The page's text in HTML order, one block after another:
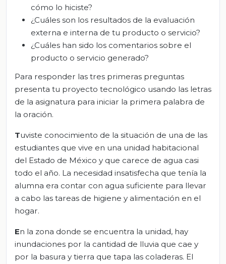
cómo lo hiciste?
¿Cuáles son los resultados de la evaluación
externa e interna de tu producto o servicio?
¿Cuáles han sido los comentarios sobre el
producto o servicio generado?
Para responder las tres primeras preguntas
presenta tu proyecto tecnológico usando las letras
de la asignatura para iniciar la primera palabra de
la oración.
Tuviste conocimiento de la situación de una de las
estudiantes que vive en una unidad habitacional
del Estado de México y que carece de agua casi
todo el año. La necesidad insatisfecha que tenía la
alumna era contar con agua suficiente para llevar
a cabo las tareas de higiene y alimentación en el
hogar.
En la zona donde se encuentra la unidad, hay
inundaciones por la cantidad de lluvia que cae y
por la basura y tierra que tapa las coladeras. El